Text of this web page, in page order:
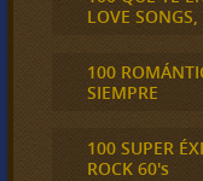
LOVE SONGS,
100
SIEMPRE
100 SUPER
ROCK 60's